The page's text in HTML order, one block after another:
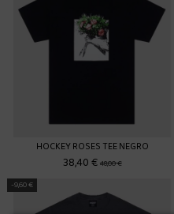
HOCKEY ROSES TEE NEGRO
38,40 €48,00 €
-9,60 €